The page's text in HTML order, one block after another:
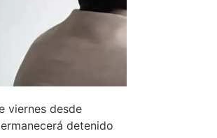
viernes desde
detenido